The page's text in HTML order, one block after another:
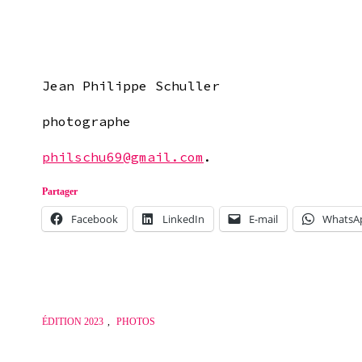
Jean Philippe Schuller
photographe
philschu69@gmail.com .
Partager
Facebook LinkedIn E-mail
ÉDITION 2023 , PHOTOS